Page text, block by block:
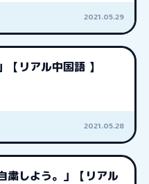
2021.05.29
【リアル中国語 】
2021.05.28
粛しよう。」【リアル